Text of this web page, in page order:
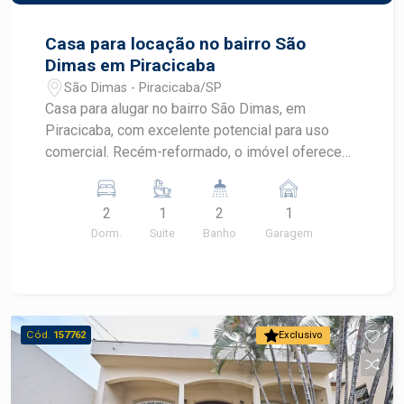
Casa para locação no bairro São
Dimas em Piracicaba
São Dimas - Piracicaba/SP
Casa para alugar no bairro São Dimas, em
Piracicaba, com excelente potencial para uso
comercial. Recém-reformado, o imóvel oferece
estratégica em um dos bairros mais valorizados
de Piracicaba, ideal para empresas que buscam
praticidade e visibilidade. CARACTERÍSTICAS DO
estacionamento - Ambientes reformados e
prontos para utilização - Área construída de 80
m² - Área do terreno de 96 m² DIFERENCIAIS DO
IMÓVEL - Vocação comercial para diferentes
2
Dorm.
1
Suite
2
Banho
1
Garagem
Exclusivo
Cód. 157762